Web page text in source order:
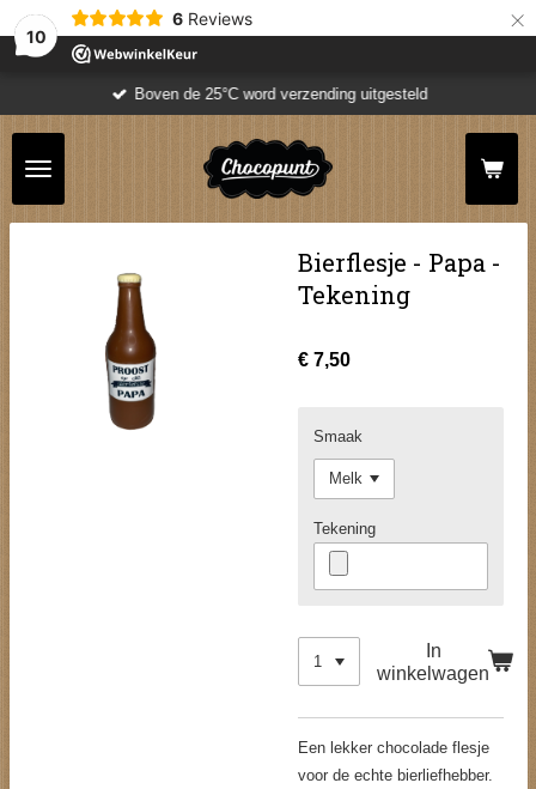
10
6 Reviews ×
Boven de 25°C word verzending uitgesteld
Bierflesje - Papa -
Tekening
€ 7,50
Smaak
Tekening
In
winkelwagen
Een lekker chocolade flesje
voor de echte bierliefhebber.